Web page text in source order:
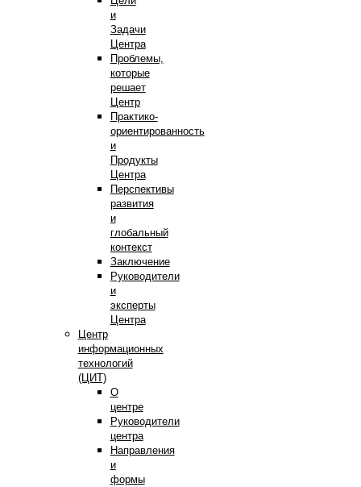
и
Задачи
Центра
Проблемы,
которые
решает
Центр
Практико-
ориентированность
и
Продукты
Центра
Перспективы
развития
и
глобальный
контекст
Заключение
Руководители
и
эксперты
Центра
Центр
информационных
технологий
(ЦИТ)
О
центре
Руководители
центра
Направления
и
формы